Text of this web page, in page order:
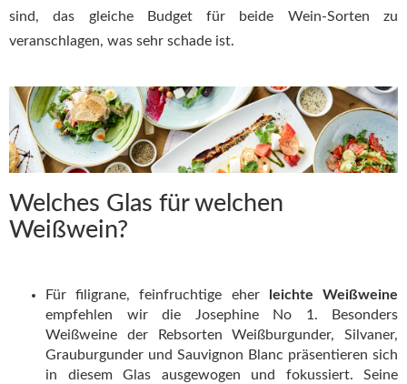
sind, das gleiche Budget für beide Wein-Sorten zu
veranschlagen, was sehr schade ist.
Welches Glas für welchen
Weißwein?
Für filigrane, feinfruchtige eher
leichte Weißweine
empfehlen wir die Josephine No 1. Besonders
Weißweine der Rebsorten Weißburgunder, Silvaner,
Grauburgunder und Sauvignon Blanc präsentieren sich
in diesem Glas ausgewogen und fokussiert. Seine